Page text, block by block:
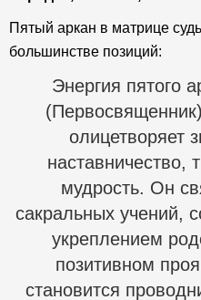
Пятый аркан в матрице
большинстве позиций:
Энергия пятого
олицетворяет
мудрость. Он
сакральных учений,
укреплением
позитивном
становится